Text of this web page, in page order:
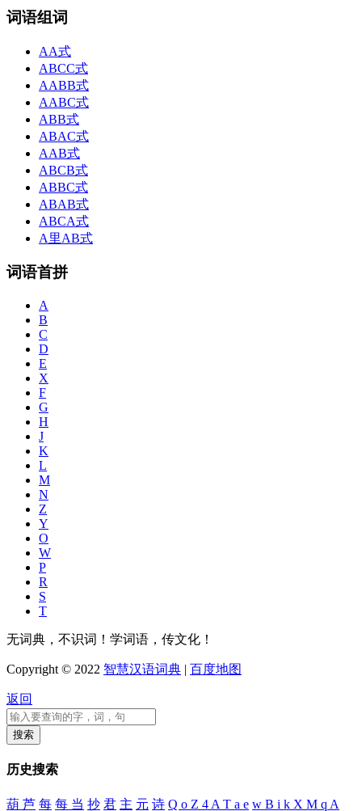
词语组词
AA式
ABCC式
AABB式
AABC式
ABB式
ABAC式
AAB式
ABCB式
ABBC式
ABAB式
ABCA式
A里AB式
词语首拼
A
B
C
D
E
X
F
G
H
J
K
L
M
N
Z
Y
O
W
P
R
S
T
无词典，不识词！学词语，传文化！
Copyright © 2022 智慧汉语词典 | 百度地图
返回
历史搜索
葫 芦 每 每 当 抄 君 主 元 诗 Q o Z 4 A T a e w B i k X M q A